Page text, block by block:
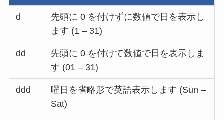
d
先頭に 0 を付けずに数値で日を表示し
ます (1 – 31)
dd
先頭に 0 を付けて数値で日を表示しま
す (01 – 31)
ddd
曜日を省略形で英語表示します (Sun –
Sat)